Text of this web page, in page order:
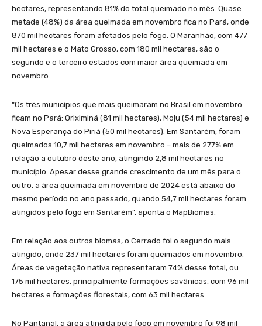
hectares, representando 81% do total queimado no mês. Quase
metade (48%) da área queimada em novembro fica no Pará, onde
870 mil hectares foram afetados pelo fogo. O Maranhão, com 477
mil hectares e o Mato Grosso, com 180 mil hectares, são o
segundo e o terceiro estados com maior área queimada em
novembro.
“Os três municípios que mais queimaram no Brasil em novembro
ficam no Pará: Oriximiná (81 mil hectares), Moju (54 mil hectares) e
Nova Esperança do Piriá (50 mil hectares). Em Santarém, foram
queimados 10,7 mil hectares em novembro – mais de 277% em
relação a outubro deste ano, atingindo 2,8 mil hectares no
município. Apesar desse grande crescimento de um mês para o
outro, a área queimada em novembro de 2024 está abaixo do
mesmo período no ano passado, quando 54,7 mil hectares foram
atingidos pelo fogo em Santarém”, aponta o MapBiomas.
Em relação aos outros biomas, o Cerrado foi o segundo mais
atingido, onde 237 mil hectares foram queimados em novembro.
Áreas de vegetação nativa representaram 74% desse total, ou
175 mil hectares, principalmente formações savânicas, com 96 mil
hectares e formações florestais, com 63 mil hectares.
No Pantanal, a área atingida pelo fogo em novembro foi 98 mil